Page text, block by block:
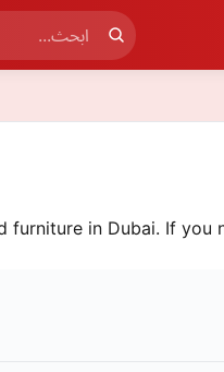
furniture in Dubai. If